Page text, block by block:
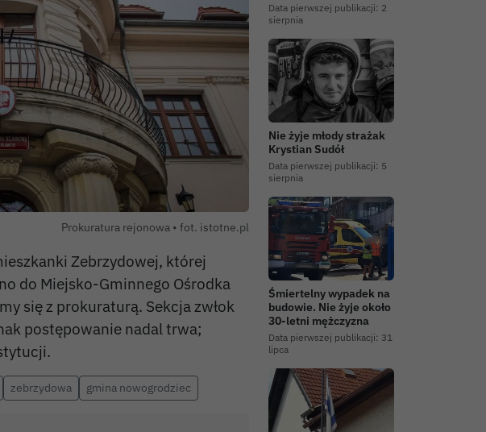
Prokuratura rejonowa • fot. istotne.pl
Zebrzydowej, której
do Miejsko-Gminnego Ośrodka
się z prokuraturą. Sekcja zwłok
postępowanie nadal trwa;
zebrzydowa gmina nowogrodziec
Data pierwszej publikacji: 2
sierpnia
Nie żyje młody strażak
Krystian Sudół
Data pierwszej publikacji: 5
sierpnia
Śmiertelny wypadek na
budowie. Nie żyje około
30-letni mężczyzna
Data pierwszej publikacji: 31
lipca